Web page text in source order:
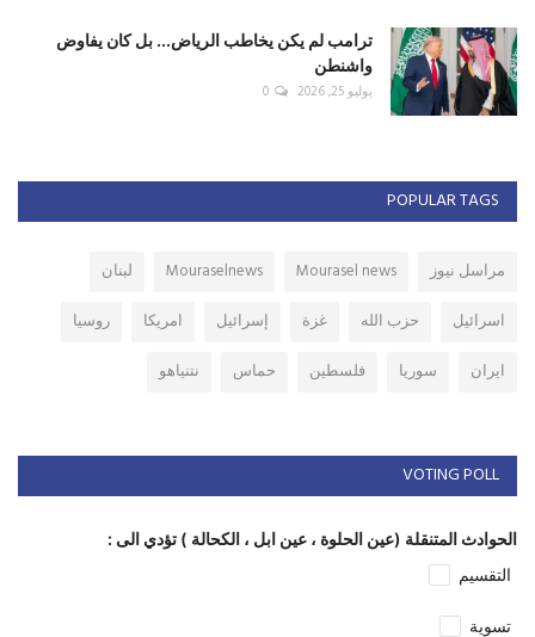
ترامب لم يكن يخاطب الرياض... بل كان يفاوض
واشنطن
يوليو 25, 2026 0
POPULAR TAGS
مراسل نيوز Mourasel news
Mouraselnews
لبنان
اسرائيل
حزب الله غزة إسرائيل امريكا
روسيا
ايران
سوريا فلسطين حماس نتنياهو
VOTING POLL
الحوادث المتنقلة (عين الحلوة ، عين ابل ، الكحالة ) تؤدي الى :
التقسيم
تسوية